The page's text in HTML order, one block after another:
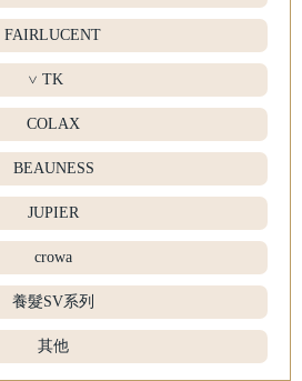
FAIRLUCENT
> TK
COLAX
BEAUNESS
JUPIER
crowa
養髮SV系列
其他